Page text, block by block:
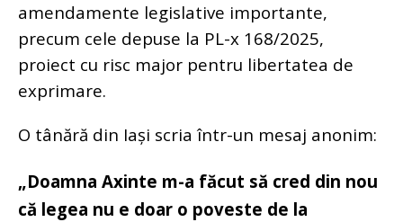
amendamente legislative importante,
precum cele depuse la PL-x 168/2025,
proiect cu risc major pentru libertatea de
exprimare.
O tânără din Iași scria într-un mesaj anonim:
„Doamna Axinte m-a făcut să cred din nou
că legea nu e doar o poveste de la